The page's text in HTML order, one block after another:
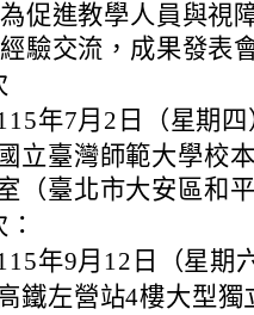
促進教學人員與視
驗交流，成果發表
年7月2日（星期
立臺灣師範大學校
（臺北市大安區和
年9月12日（星期
鐵左營站4樓大型